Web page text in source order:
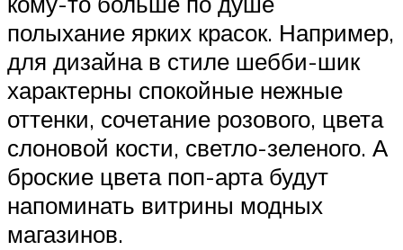
полыхание ярких красок. Например,
для дизайна в стиле шебби-шик
характерны спокойные нежные
оттенки, сочетание розового, цвета
слоновой кости, светло-зеленого. А
броские цвета поп-арта будут
напоминать витрины модных
магазинов.